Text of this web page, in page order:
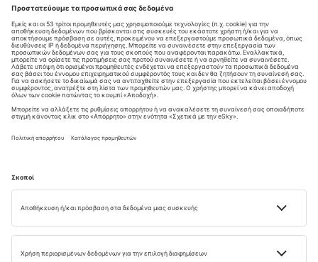
Κατεβάστετην εφαρμογή μας
για να σχεδιάζετε τα ταξίδια σας με
άνεση